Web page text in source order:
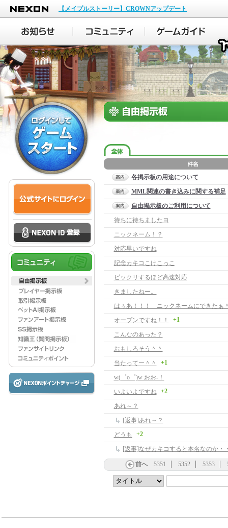
NEXON
【メイプルストーリー】CROWNアップデート
各掲示板の用途について
MML関連の書き込みに関する補足
自由掲示板のご利用について
待ちに待ちましたヨ
ニックネーム！？
対応早いですね
記念カキコこけこっこ
ビックリするほど高速対応
きましたねー。
はぅあ！！！ ニックネームにできたぁ
オープンですね！！
+1
こんなのあった？
おもしろそう＾＾
当たってー＾＾
+1
w(゜o゜)w おお-！
いよいよですね
+2
あれ～？
[返事]あれ～？
どうも
+2
[返事]なぜカキコすると本名なのか・
前へ 5351 5352 5353